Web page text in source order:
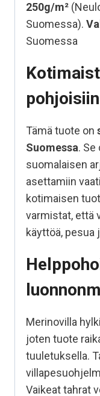
250g/m²
Suomessa).
Suomessa
Tämä tuote on
Suomessa.
suomalaisen
asettamiin
kotimaisen
varmistat, että
käyttöä, pesua
Merinovilla
joten tuote
tuuletuksella.
Vaikeat tahrat